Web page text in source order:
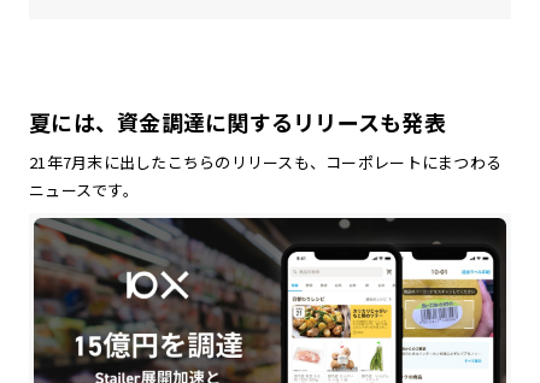
夏には、資金調達に関するリリースも発表
21年7月末に出したこちらのリリースも、コーポレートにまつわる
ニュースです。